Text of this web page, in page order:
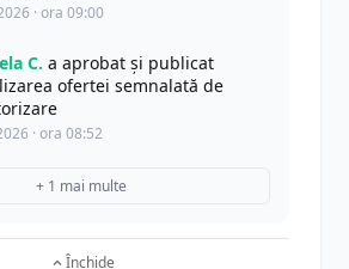
Adulti
· ora 09:00
C. a aprobat și publicat
ofertei semnalată de
· ora 08:52
+ 1 mai multe
Închide